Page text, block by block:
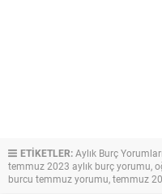
ETİKETLER:Aylık Burç Yorumları
temmuz 2023 aylık burç yorumu,
burcu temmuz yorumu,temmuz